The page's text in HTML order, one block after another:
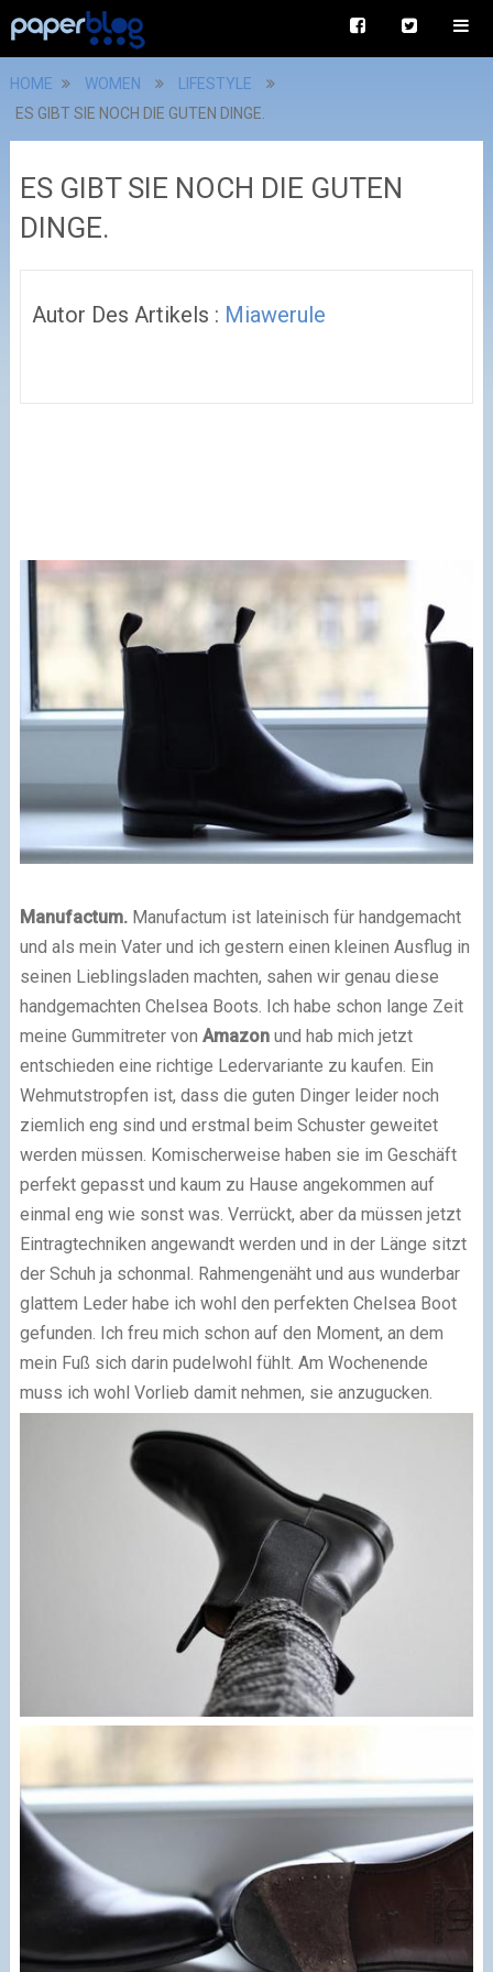
HOME WOMEN
LIFESTYLE
ES GIBT SIE NOCH DIE GUTEN DINGE.
ES GIBT SIE NOCH DIE GUTEN
DINGE.
Autor Des Artikels : Miawerule
Manufactum.Manufactum ist lateinisch für handgemacht
und als mein Vater und ich gestern einen kleinen Ausflug in
seinen Lieblingsladen machten, sahen wir genau diese
handgemachten Chelsea Boots. Ich habe schon lange Zeit
meine Gummitreter von Amazonund hab mich jetzt
entschieden eine richtige Ledervariante zu kaufen. Ein
Wehmutstropfen ist, dass die guten Dinger leider noch
ziemlich eng sind und erstmal beim Schuster geweitet
werden müssen. Komischerweise haben sie im Geschäft
perfekt gepasst und kaum zu Hause angekommen auf
einmal eng wie sonst was. Verrückt, aber da müssen jetzt
Eintragtechniken angewandt werden und in der Länge sitzt
der Schuh ja schonmal. Rahmengenäht und aus wunderbar
glattem Leder habe ich wohl den perfekten Chelsea Boot
gefunden. Ich freu mich schon auf den Moment, an dem
mein Fuß sich darin pudelwohl fühlt. Am Wochenende
muss ich wohl Vorlieb damit nehmen, sie anzugucken.